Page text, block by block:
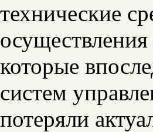
технические
которые
систем
потеряли